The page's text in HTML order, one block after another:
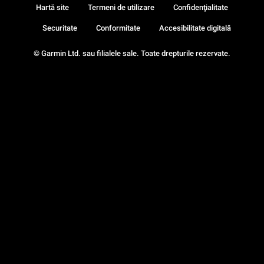
© Garmin Ltd. sau filialele sale. Toate drepturile rezervate.
Hartă site Termeni de utilizare Confidenţialitate
Securitate Conformitate Accesibilitate digitală